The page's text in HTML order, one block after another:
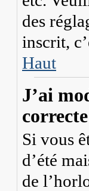
des
inscrit,
Haut
J’ai
Si vous
d’été
de